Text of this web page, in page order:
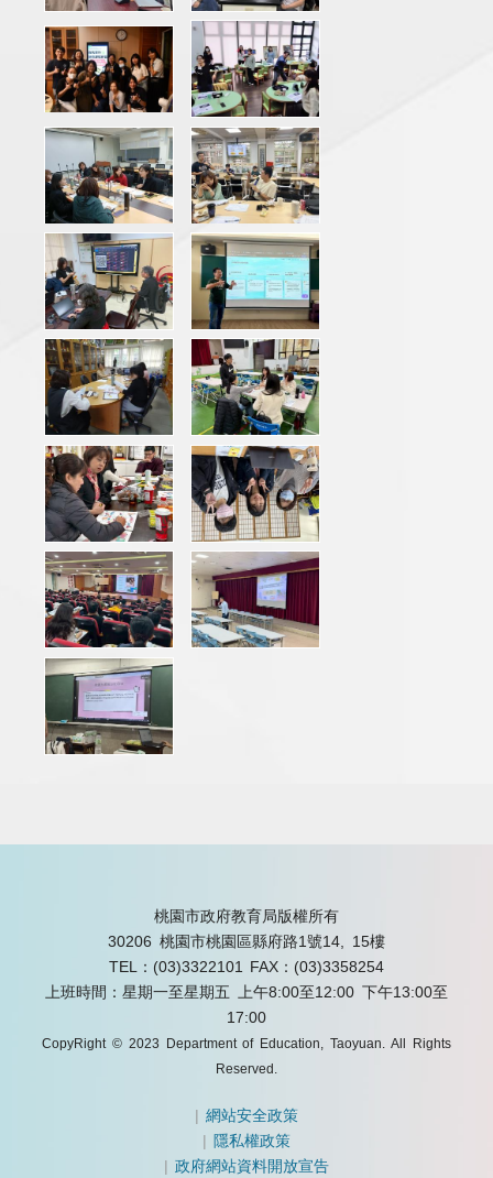
桃園市政府教育局版權所有
30206 桃園市桃園區縣府路1號14, 15樓
TEL：(03)3322101
FAX：(03)3358254
上班時間：星期一至星期五 上午8:00至12:00 下午13:00至
17:00
CopyRight © 2023 Department of Education, Taoyuan. All Rights
Reserved.
|網站安全政策
| 隱私權政策
|政府網站資料開放宣告